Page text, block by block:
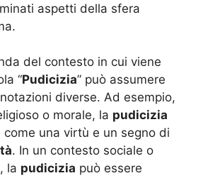
aspetti della sfera
del contesto in cui viene
“Pudicizia” può assumere
diverse. Ad esempio,
o morale, la pudicizia
come una virtù e un segno di
. In un contesto sociale o
la pudicizia può essere